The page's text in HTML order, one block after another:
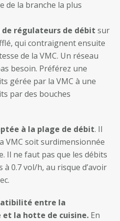
de la branche la plus
régulateurs de débit sur
qui contraignent ensuite
de la VMC. Un réseau
besoin. Préférez une
gérée par la VMC à une
par des bouches
à la plage de débit. Il
VMC soit surdimensionnée
Il ne faut pas que les débits
0.7 vol/h, au risque d’avoir
entre la
la hotte de cuisine. En